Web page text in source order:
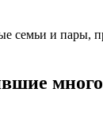
семьи и пары,
много